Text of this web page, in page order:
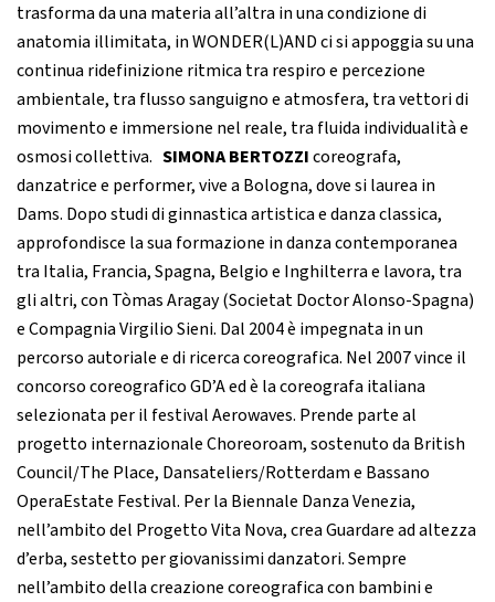
trasforma da una materia all’altra in una condizione di
anatomia illimitata, in WONDER(L)AND ci si appoggia su una
continua ridefinizione ritmica tra respiro e percezione
ambientale, tra flusso sanguigno e atmosfera, tra vettori di
movimento e immersione nel reale, tra fluida individualità e
osmosi collettiva. SIMONA BERTOZZIcoreografa,
danzatrice e performer, vive a Bologna, dove si laurea in
Dams. Dopo studi di ginnastica artistica e danza classica,
approfondisce la sua formazione in danza contemporanea
tra Italia, Francia, Spagna, Belgio e Inghilterra e lavora, tra
gli altri, con Tòmas Aragay (Societat Doctor Alonso-Spagna)
e Compagnia Virgilio Sieni. Dal 2004 è impegnata in un
percorso autoriale e di ricerca coreografica. Nel 2007 vince il
concorso coreografico GD’A ed è la coreografa italiana
selezionata per il festival Aerowaves. Prende parte al
progetto internazionale Choreoroam, sostenuto da British
Council/The Place, Dansateliers/Rotterdam e Bassano
OperaEstate Festival. Per la Biennale Danza Venezia,
nell’ambito del Progetto Vita Nova, crea Guardare ad altezza
d’erba, sestetto per giovanissimi danzatori. Sempre
nell’ambito della creazione coreografica con bambini e